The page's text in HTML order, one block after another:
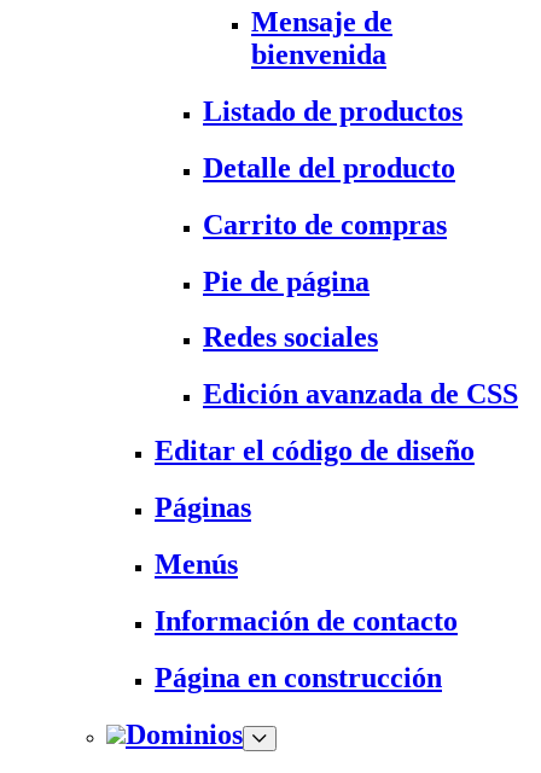
Mensaje de
bienvenida
Listado de productos
Detalle del producto
Carrito de compras
Pie de página
Redes sociales
Edición avanzada de CSS
Editar el código de diseño
Páginas
Menús
Información de contacto
Página en construcción
Dominios